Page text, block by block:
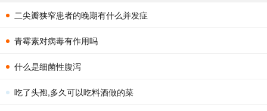
二尖瓣狭窄患者的晚期有什么并发症
青霉素对病毒有作用吗
什么是细菌性腹泻
吃了头孢,多久可以吃料酒做的菜